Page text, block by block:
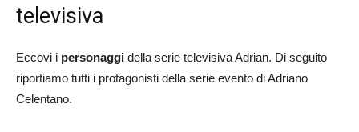
televisiva
Eccovi i personaggi della serie televisiva Adrian. Di seguito
riportiamo tutti i protagonisti della serie evento di Adriano
Celentano.